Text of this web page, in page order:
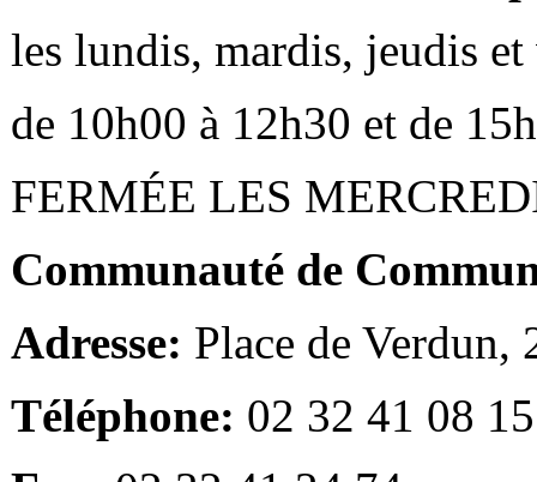
les lundis, mardis, jeudis et
de 10h00 à 12h30 et de
FERMÉE LES
Communauté de
Adresse: Place de Verdun,
Téléphone: 02 32 41 08 15